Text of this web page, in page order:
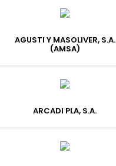
AGUSTI Y MASOLIVER, S.A.
(AMSA)
ARCADI PLA, S.A.